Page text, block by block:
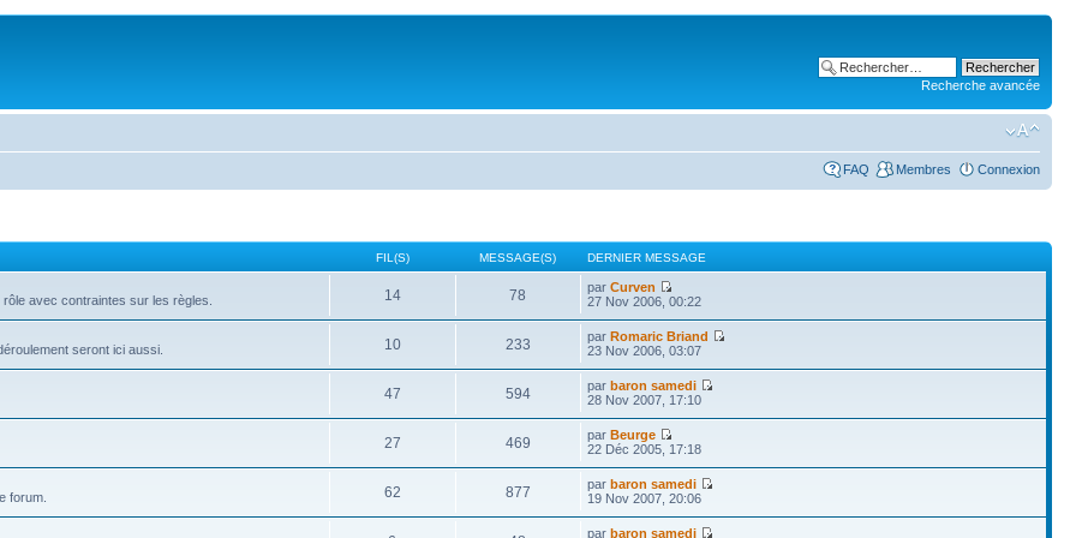
Recherche avancée
FAQ Membres Connexion
FIL(S) MESSAGE(S) DERNIER MESSAGE
avec contraintes sur les règles. 14 78 parCurven
27 Nov 2006, 00:22
seront ici aussi. 10 233 parRomaric Briand
23 Nov 2006, 03:07
47 594 parbaron samedi
28 Nov 2007, 17:10
27 469 parBeurge
22 Déc 2005, 17:18
forum. 62 877 parbaron samedi
19 Nov 2007, 20:06
parbaron samedi